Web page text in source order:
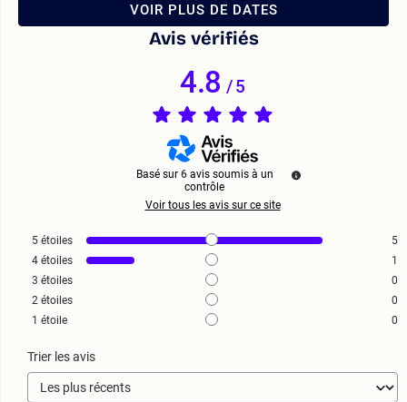
VOIR PLUS DE DATES
Avis vérifiés
4.8/5
Basé sur 6 avis soumis à un
contrôle
Voir tous les avis sur ce site
5 étoiles
5
4 étoiles
1
3 étoiles
0
2 étoiles
0
1 étoile 0
Trier les avis